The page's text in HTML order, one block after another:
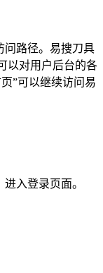
问路径。易搜刀具
以对用户后台的各
”可以继续访问易
入登录页面。